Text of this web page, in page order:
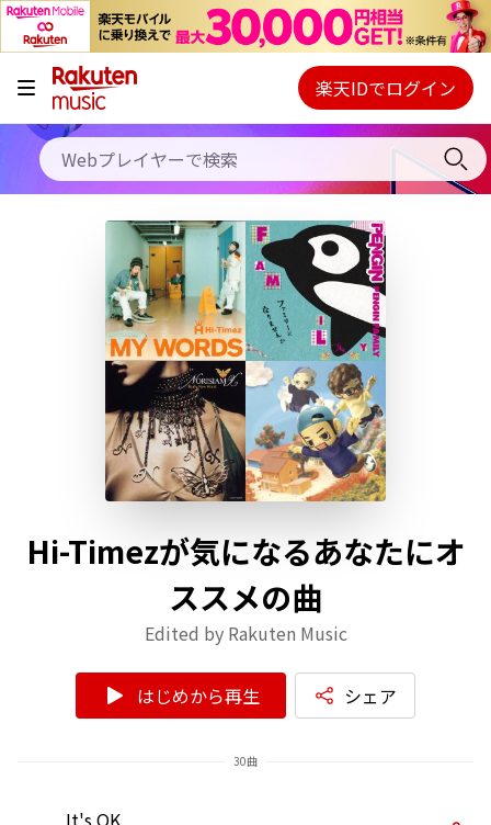
キャンペーン
料金プラン
使い方
初回30日間無料お試し
Webプレイヤー
ご契約内容の確認・変更
楽天IDでログイン
Hi-Timezが気になるあなたにオ
ススメの曲
Edited by Rakuten Music
はじめから再生 シェア
30曲
It's OK